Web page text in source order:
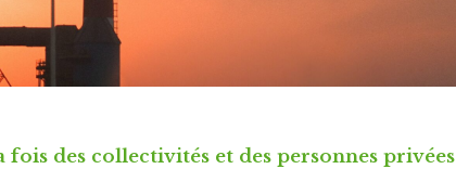
fois des collectivités et des personnes privées